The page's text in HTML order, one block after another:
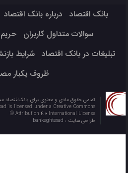
بانک اقتصاد درباره بانک اقتصاد
سوالات متداول کاربران
تبلیغات در بانک اقتصاد
شرایط
ظروف یکبار
تمامی حقوق مادی و معنوی برای بانک‌اقتصاد
is licensed under a Creative Commons
Attribution 4.0 International License ©️
طراحی سایت :